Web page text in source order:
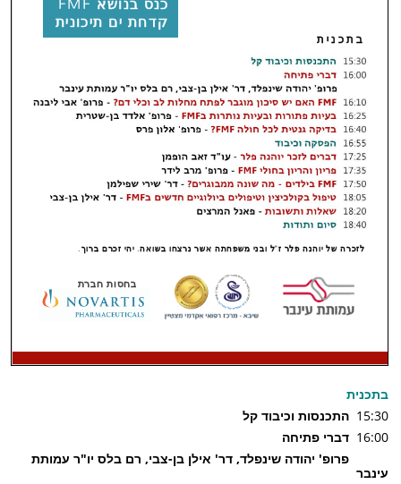
בתכנית
15:30 התכנסות וכיבוד קל
16:00 דברי פתיחה
פרופ' יהודה שינפלד, דר' אילן בן-צבי, רם בלס יו"ר עמותת
עינבר